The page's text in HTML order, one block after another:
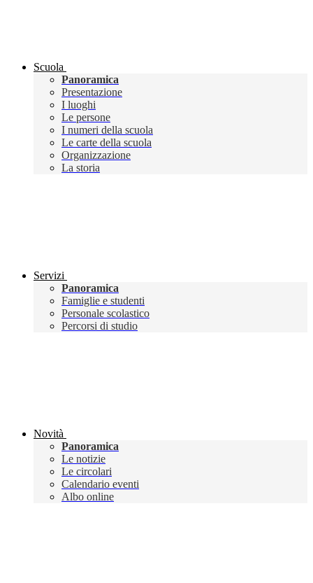
Scuola
Panoramica
Presentazione
I luoghi
Le persone
I numeri della scuola
Le carte della scuola
Organizzazione
La storia
Servizi
Panoramica
Famiglie e studenti
Personale scolastico
Percorsi di studio
Novità
Panoramica
Le notizie
Le circolari
Calendario eventi
Albo online